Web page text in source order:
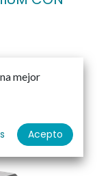
mejor
Acepto